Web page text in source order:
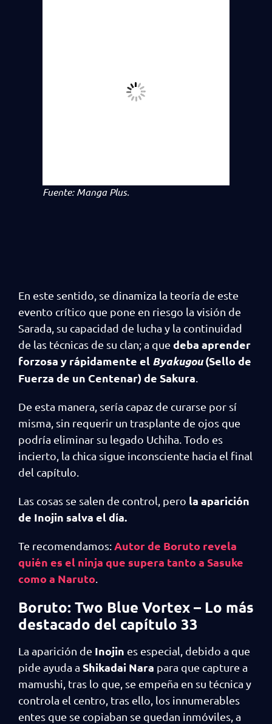
Fuente: Manga Plus.
En este sentido, se dinamiza la teoría de este
evento crítico que pone en riesgo la visión de
Sarada, su capacidad de lucha y la continuidad
de las técnicas de su clan; a que deba aprender
forzosa y rápidamente el Byakugou(Sello de
Fuerza de un Centenar) de Sakura
De esta manera, sería capaz de curarse por sí
misma, sin requerir un trasplante de ojos que
podría eliminar su legado Uchiha. Todo es
incierto, la chica sigue inconsciente hacia el final
del capítulo.
Las cosas se salen de control, pero la aparición
de Inojin salva el día.
Te recomendamos:Autor de Boruto revela
quién es el ninja que supera tanto a Sasuke
como a Naruto
Boruto: Two Blue Vortex – Lo más
destacado del capítulo 33
La aparición de Inojin es especial, debido a que
pide ayuda a Shikadai Nara para que capture a
mamushi, tras lo que, se empeña en su técnica y
controla el centro, tras ello, los innumerables
entes que se copiaban se quedan inmóviles, a